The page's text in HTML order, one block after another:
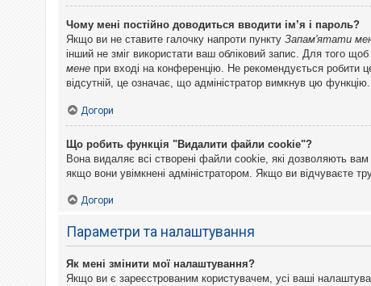
Чому мені постійно доводиться вводити ім’я і пароль?
Якщо ви не ставите галочку напроти пункту Запам'ятати
інший не зміг використати ваш обліковий запис. Для того
мене при вході на конференцію. Не рекомендується робити
відсутній, це означає, що адміністратор вимкнув цю функцію.
Догори
Що робить функція "Видалити файли cookie"?
Вона видаляє всі створені файли cookie, які дозволяють вам
якщо вони увімкнені адміністратором. Якщо ви відчуваєте
Догори
Параметри та налаштування
Як мені змінити мої налаштування?
Якщо ви є зареєстрованим користувачем, усі ваші